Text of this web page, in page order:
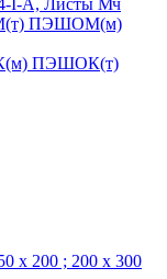
I-А, Листы Мч
ПЭШОМ(м)
ПЭШОК(т)
х 200 ; 200 х 300